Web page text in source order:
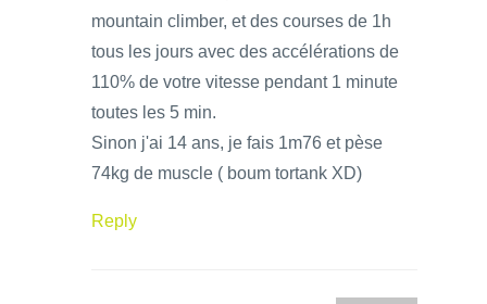
mountain climber, et des courses de 1h
tous les jours avec des accélérations de
110% de votre vitesse pendant 1 minute
toutes les 5 min.
Sinon j'ai 14 ans, je fais 1m76 et pèse
74kg de muscle ( boum tortank XD)
Reply